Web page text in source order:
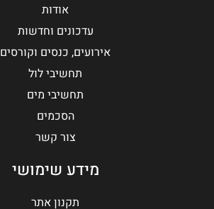
אודות
עדכונים וחדשות
אירועים, כנסים וקורסים
תחשיבי לול
תחשיבי מים
הסכמים
צור קשר
מידע שימושי
תקנון אתר